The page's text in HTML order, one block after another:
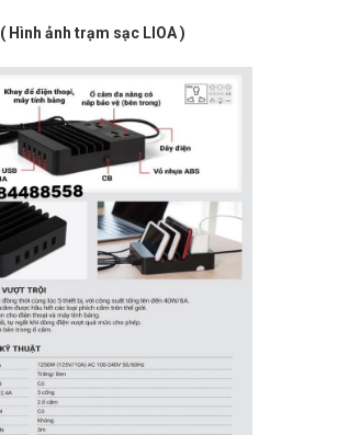
( Hình ảnh trạm sạc LIOA )